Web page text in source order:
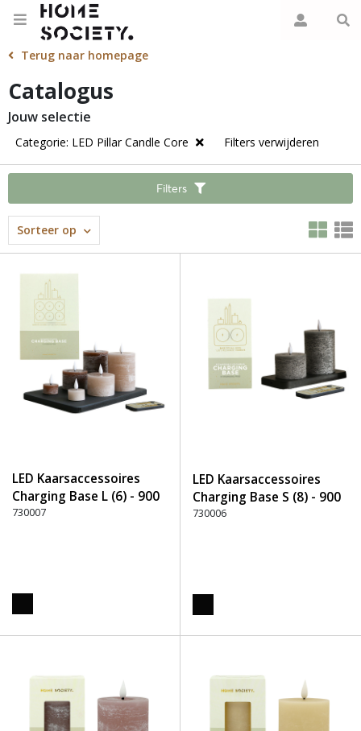
Terug naar homepage
Catalogus
Jouw selectie
Categorie: LED Pillar Candle Core Filters verwijderen
Filters
Sorteer op
LED Kaarsaccessoires
Charging Base L (6) - 900
Zwart
730007
LED Kaarsaccessoires
Charging Base S (8) - 900
Zwart
730006